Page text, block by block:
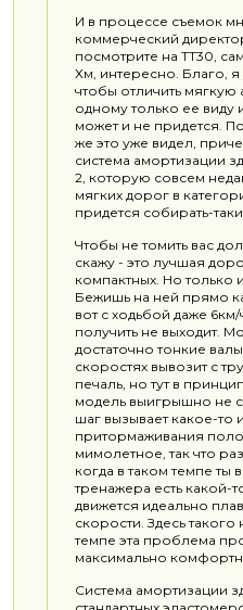
И в процессе съемок
коммерческий
посмотрите на TT30,
Хм, интересно. Благо,
чтобы отличить
одному только ее виду
может и не придется.
же это уже видел,
система амортизации
2, которую совсем
мягких дорог в
придется собирать-
Чтобы не томить вас
скажу - это лучшая
компактных. Но только
Бежишь на ней прямо
вот с ходьбой даже
получить не выходит.
достаточно тонкие
скоростях вывозит с
печаль, но тут в
модель выигрышно не
шаг вызывает какое-
притормаживания
мимолетное, так что
когда в таком темпе
тренажера есть какой-
движется идеально
скорости. Здесь
темпе эта проблема
максимально
Система амортизации